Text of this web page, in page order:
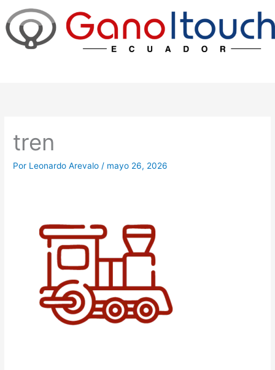
contenido
tren
Por Leonardo Arevalo / mayo 26, 2026